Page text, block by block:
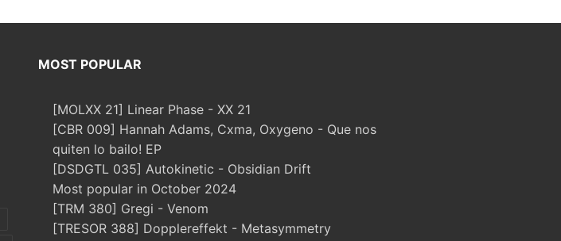
MOST POPULAR
[MOLXX 21] Linear Phase - XX 21
[CBR 009] Hannah Adams, Cxma, Oxygeno - Que nos
quiten lo bailo! EP
[DSDGTL 035] Autokinetic - Obsidian Drift
Most popular in October 2024
[TRM 380] Gregi - Venom
[TRESOR 388] Dopplereffekt - Metasymmetry